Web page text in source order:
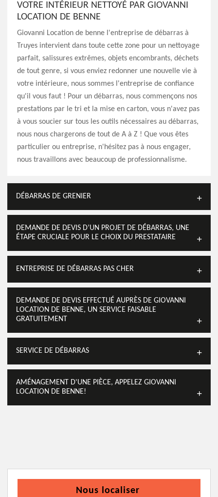
VOTRE INTÉRIEUR NETTOYÉ PAR GIOVANNI
LOCATION DE BENNE
Giovanni Location de benne l'entreprise de débarras à
Truyes intervient dans toute cette zone pour un nettoyage
parfait, salissures extrêmes, objets encombrants, déchets
de tout genre, si vous enviez redonner une nouvelle vie à
votre intérieure, nous sommes l'entreprise de confiance
qu'il vous faut ! Pour un débarras, nous commençons nos
prestations par le tri et la mise en carton, vous n'avez pas
à vous soucier sur tous les outils nécessaires au débarras,
nous nous chargerons de tout de A à Z ! Que vous êtes
particulier ou entreprise, n'hésitez pas à nous engager,
nous travaillons avec beaucoup de professionnalisme.
DÉBARRAS DE GRENIER
DEMANDE DE DEVIS D’UN PROJET DE DÉBARRAS, UNE
ÉTAPE CRUCIALE POUR LE CHOIX DU PRESTATAIRE
ENTREPRISE DE DÉBARRAS PAS CHER
DEMANDE DE DEVIS EFFECTUÉ AUPRÈS DE GIOVANNI
LOCATION DE BENNE, UN SERVICE FAISABLE
GRATUITEMENT
SERVICE DE DÉBARRAS
AMÉNAGEMENT D'UNE PIÈCE, APPELEZ GIOVANNI
LOCATION DE BENNE!
Nous localiser